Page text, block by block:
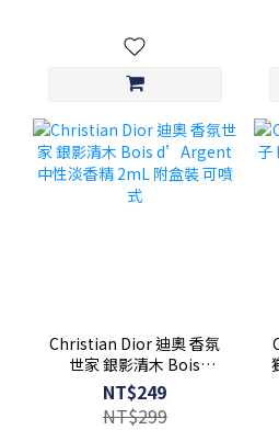
Christian Dior 迪奧 香氛
世家 銀影清木 Bois
d’Argent 中性淡香精
2mL 附盒裝 可噴式
NT$249
NT$299